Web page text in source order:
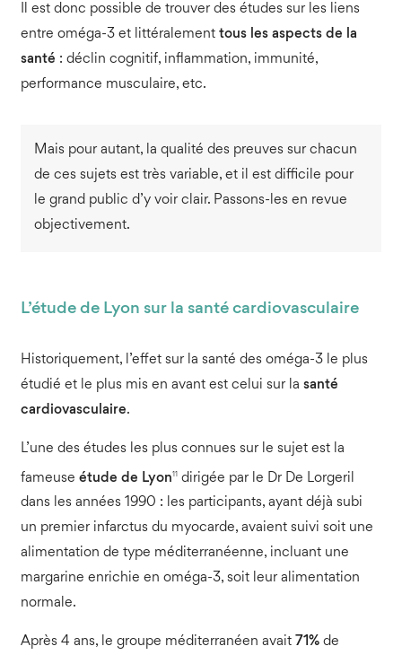
Il est donc possible de trouver des études sur les liens
entre oméga-3 et littéralement tous les aspects de la
santé : déclin cognitif, inflammation, immunité,
performance musculaire, etc.
Mais pour autant, la qualité des preuves sur chacun
de ces sujets est très variable, et il est difficile pour
le grand public d’y voir clair. Passons-les en revue
objectivement.
L’étude de Lyon sur la santé cardiovasculaire
Historiquement, l’effet sur la santé des oméga-3 le plus
étudié et le plus mis en avant est celui sur la santé
cardiovasculaire.
L’une des études les plus connues sur le sujet est la
fameuse étude de Lyon11dirigée par le Dr De Lorgeril
dans les années 1990 : les participants, ayant déjà subi
un premier infarctus du myocarde, avaient suivi soit une
alimentation de type méditerranéenne, incluant une
margarine enrichie en oméga-3, soit leur alimentation
normale.
Après 4 ans, le groupe méditerranéen avait 71%de